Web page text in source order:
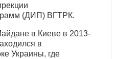
(ДИП) ВГТРК.
в Киеве в 2013-
в
Украины, где